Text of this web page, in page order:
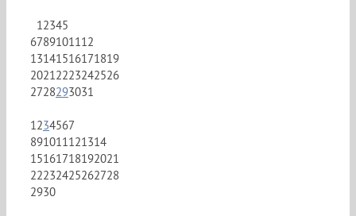
1 2345
67891011 12
13141516171819
2021 2223242526
2728293031
1 234567
891011 121314
15161718192021
22232425262728
2930